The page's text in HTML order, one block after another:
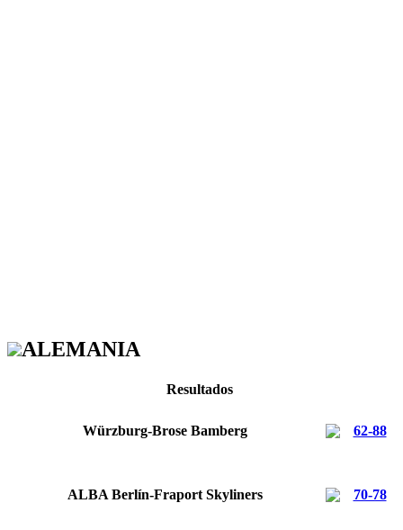
ALEMANIA
Resultados
Würzburg-Brose Bamberg 62-88
ALBA Berlín-Fraport Skyliners 70-78